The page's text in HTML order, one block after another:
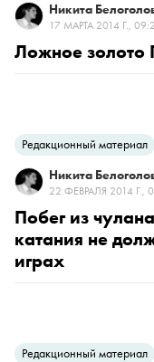
Никита
17 МАРТА 2014 Г.,
Ложное
Редакционный материал
Никита
22 ФЕВРАЛЯ 2014 Г.,
Побег из
катания не
играх
Редакционный материал